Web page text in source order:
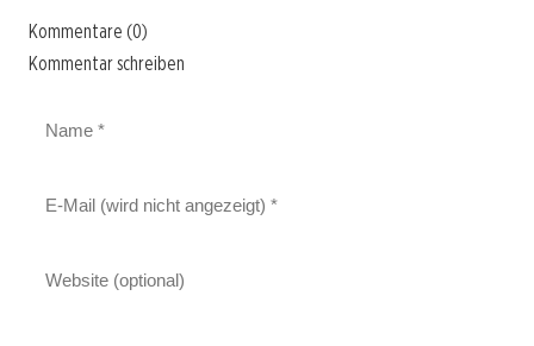
Kommentare (0)
Kommentar schreiben